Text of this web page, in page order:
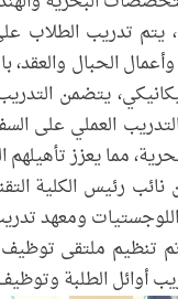
تدريب الطلاب
وأعمال الحبال
يتضمن
التدريب العملي
مما يعزز تأهيلهم
نائب رئيس الكلية
ومعهد
ملتقى توظيف
أوائل الطلبة